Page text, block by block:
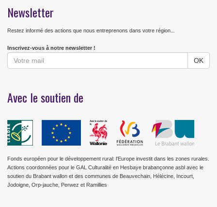
Newsletter
Restez informé des actions que nous entreprenons dans votre région...
Inscrivez-vous à notre newsletter !
Avec le soutien de
Fonds européen pour le développement rural: l'Europe investit dans les zones rurales.
Actions coordonnées pour le GAL Culturalité en Hesbaye brabançonne asbl avec le
soutien du Brabant wallon et des communes de Beauvechain, Hélécine, Incourt,
Jodoigne, Orp-jauche, Perwez et Ramillies